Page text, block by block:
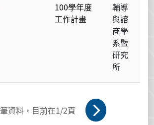
100學年度
工作計畫
輔導
與諮
商學
系暨
研究
所
筆資料，目前在1/2頁